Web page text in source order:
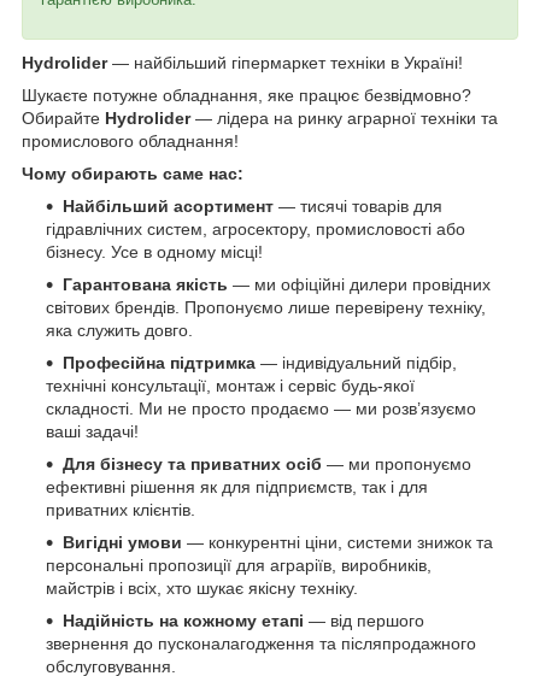
Hydrolider— найбільший гіпермаркет техніки в Україні!
Шукаєте потужне обладнання, яке працює безвідмовно?
Обирайте Hydrolider— лідера на ринку аграрної техніки та
промислового обладнання!
Чому обирають саме нас:
Найбільший асортимент — тисячі товарів для
гідравлічних систем, агросектору, промисловості або
бізнесу. Усе в одному місці!
Гарантована якість — ми офіційні дилери провідних
світових брендів. Пропонуємо лише перевірену техніку,
яка служить довго.
Професійна підтримка — індивідуальний підбір,
технічні консультації, монтаж і сервіс будь-якої
складності. Ми не просто продаємо — ми розв’язуємо
ваші задачі!
Для бізнесу та приватних осіб — ми пропонуємо
ефективні рішення як для підприємств, так і для
приватних клієнтів.
Вигідні умови — конкурентні ціни, системи знижок та
персональні пропозиції для аграріїв, виробників,
майстрів і всіх, хто шукає якісну техніку.
Надійність на кожному етапі — від першого
звернення до пусконалагодження та післяпродажного
обслуговування.